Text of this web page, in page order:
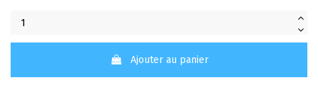
Ajouter au panier